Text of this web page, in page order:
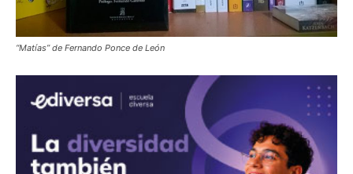
“Matías” de Fernando Ponce de León